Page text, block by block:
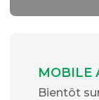
MOBILE
Bientôt